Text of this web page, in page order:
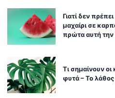
Γιατί δεν
μαχαίρι σε
πρώτα αυτή την
Τι σημαίνουν
φυτά – Το